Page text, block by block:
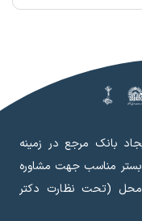
بانک مرجع در زمینه
بستر مناسب جهت مشاوره
محل (تحت نظارت دکتر